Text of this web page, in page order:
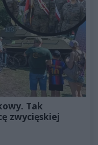
Tak
zwycięskiej